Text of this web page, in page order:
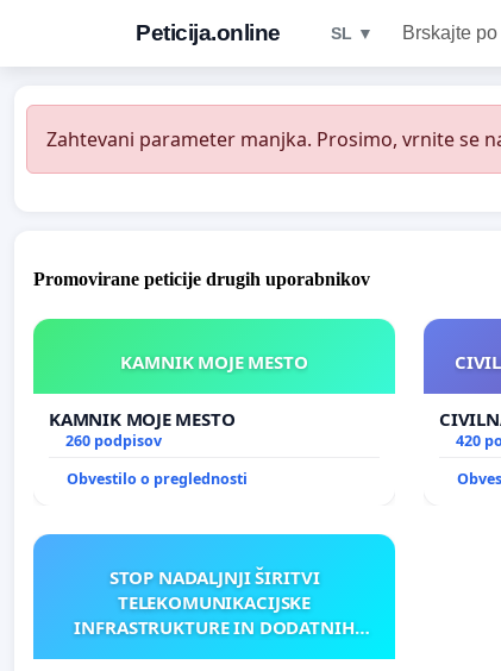
Peticija.online SL ▼ Brskajte
Zahtevani parameter manjka. Prosimo, vrnite se
Promovirane peticije drugih uporabnikov
KAMNIK MOJE MESTO
KAMNIK MOJE MESTO
260 podpisov
Obvestilo o preglednosti
420
STOP NADALJNJI ŠIRITVI
TELEKOMUNIKACIJSKE
INFRASTRUKTURE IN DODATNIH